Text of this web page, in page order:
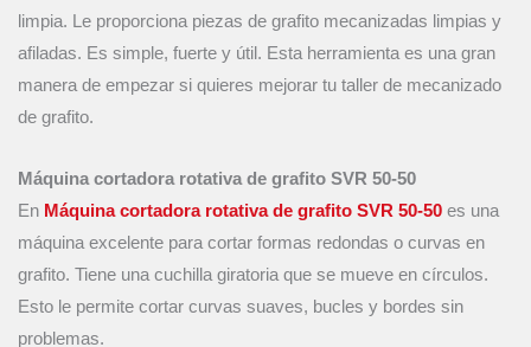
limpia. Le proporciona piezas de grafito mecanizadas limpias y
afiladas. Es simple, fuerte y útil. Esta herramienta es una gran
manera de empezar si quieres mejorar tu taller de mecanizado
de grafito.
Máquina cortadora rotativa de grafito SVR 50-50
En Máquina cortadora rotativa de grafito SVR 50-50 es una
máquina excelente para cortar formas redondas o curvas en
grafito. Tiene una cuchilla giratoria que se mueve en círculos.
Esto le permite cortar curvas suaves, bucles y bordes sin
problemas.